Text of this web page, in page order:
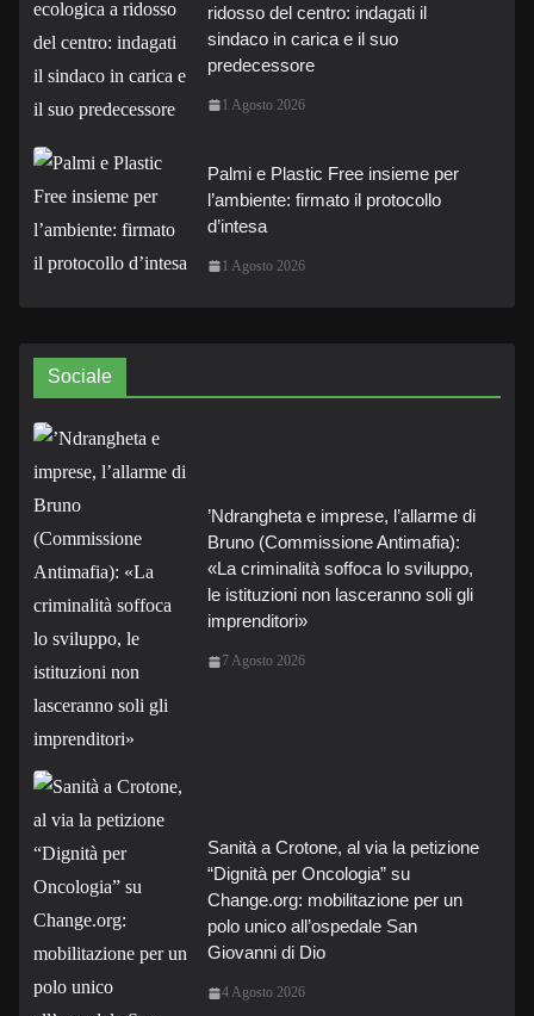
ridosso del centro: indagati il
sindaco in carica e il suo
predecessore
1 Agosto 2026
Palmi e Plastic Free insieme per
l’ambiente: firmato il protocollo
d’intesa
1 Agosto 2026
Sociale
’Ndrangheta e imprese, l’allarme di
Bruno (Commissione Antimafia):
«La criminalità soffoca lo sviluppo,
le istituzioni non lasceranno soli gli
imprenditori»
7 Agosto 2026
Sanità a Crotone, al via la petizione
“Dignità per Oncologia” su
Change.org: mobilitazione per un
polo unico all’ospedale San
Giovanni di Dio
4 Agosto 2026